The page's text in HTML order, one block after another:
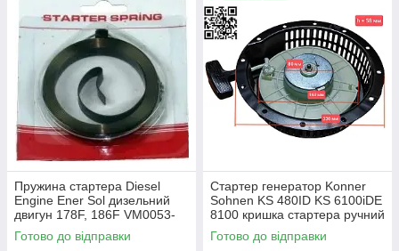
Пружина стартера Diesel
Engine Ener Sol дизельний
двигун 178F, 186F VM0053-
178F VM0052-186F
Готово до відправки
Стартер генератор Konner
Sohnen KS 480ID KS 6100iDЕ
8100 кришка стартера ручний
дизельний Конер 480ід
6100+чашка 8.8HP 14HP 5.5
Готово до відправки